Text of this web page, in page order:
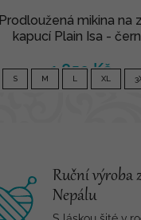
Prodloužená mikina na
kapucí Plain Isa -
1 850 Kč
S M L XL
Ruční výroba
Nepálu